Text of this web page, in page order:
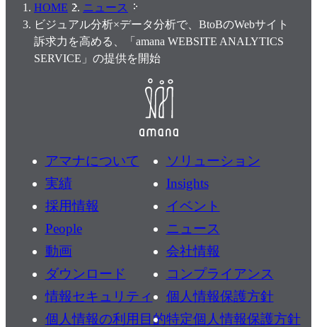
HOME
ニュース
ビジュアル分析×データ分析で、BtoBのWebサイト
訴求力を高める、「amana WEBSITE ANALYTICS
SERVICE」の提供を開始
アマナについて
ソリューション
実績
Insights
採用情報
イベント
People
ニュース
動画
会社情報
ダウンロード
コンプライアンス
情報セキュリティ
個人情報保護方針
個人情報の利用目的特定個人情報保護方針